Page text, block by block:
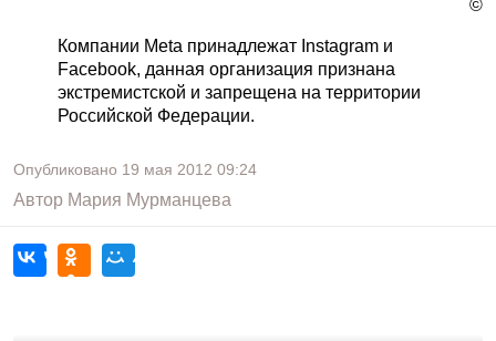
©
Компании Meta принадлежат Instagram и
Facebook, данная организация признана
экстремистской и запрещена на территории
Российской Федерации.
Опубликовано 19 мая 2012 09:24
Автор Мария Мурманцева